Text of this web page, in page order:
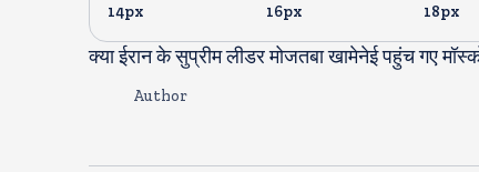
14px 16px 18px
क्या ईरान के सुप्रीम लीडर मोजतबा खामेनेई पहुंच गए
Author